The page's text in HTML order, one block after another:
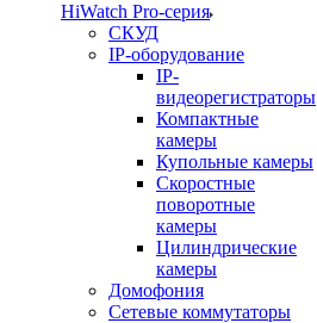
HiWatch Pro-серия
CКУД
IP-оборудование
IP-
видеорегистраторы
Компактные
камеры
Купольные камеры
Скоростные
поворотные
камеры
Цилиндрические
камеры
Домофония
Сетевые коммутаторы